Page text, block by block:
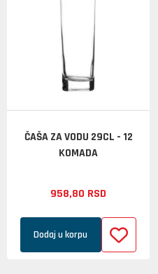
ČAŠA ZA VODU 29CL - 12
KOMADA
958,80 RSD
Dodaj u korpu